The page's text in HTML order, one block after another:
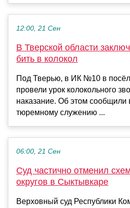
12:00, 21 Сен
В Тверской области
бить в колокол
Под Тверью, в ИК №10 в
провели урок колокольного
наказание. Об этом сообщили
тюремному служению ...
06:00, 21 Сен
Суд частично отменил
округов в Сыктывкаре
Верховный суд Республики